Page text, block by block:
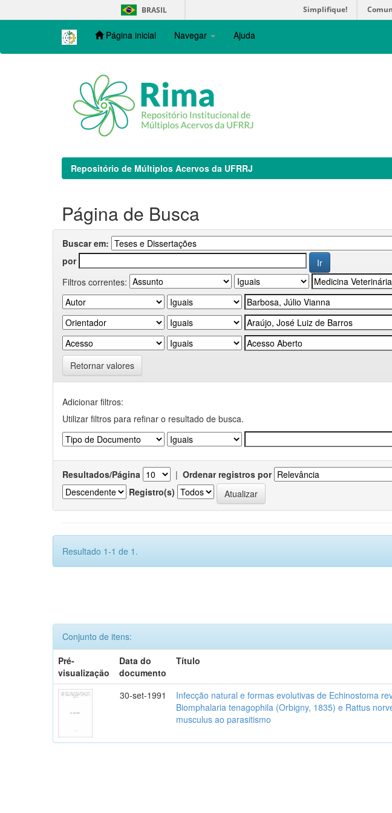
navigation
BRASIL Simplifique!
Página inicial Navegar Ajuda
Repositório de Múltiplos Acervos da UFRRJ
Página de Busca
Buscar em:
por
Filtros correntes:
Retornar valores
Adicionar filtros:
Utilizar filtros para refinar o resultado de busca.
Resultados/Página | Ordenar registros por
Registro(s)
Resultado 1-1 de 1.
Conjunto de itens:
Pré-
visualização
Data do
documento
Título
30-set-1991
Infecção natural e formas evolutivas de Echinostoma
Biomphalaria tenagophila (Orbigny, 1835) e Rattus
musculus ao parasitismo